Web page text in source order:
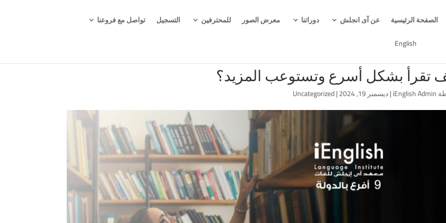
الصفحة الرئيسية عن آى انجلش دوراتنا معرض الصور للمحترفين التسجيل
تواصل مع فروعنا
English
تقرأ بشكل أسرع وتستوعب المزيد؟
iEnglish Admin
|ديسمبر 19, 2024 |
Uncategorized